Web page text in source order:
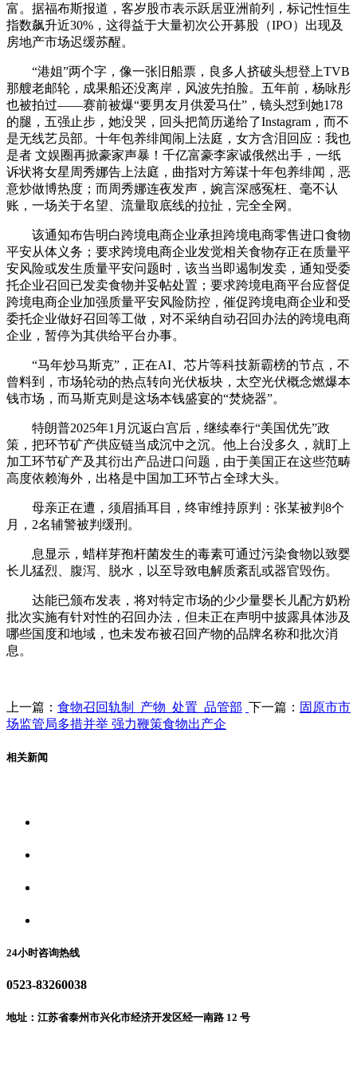
富。据福布斯报道，客岁股市表示跃居亚洲前列，标记性恒生
指数飙升近30%，这得益于大量初次公开募股（IPO）出现及
房地产市场迟缓苏醒。
“港姐”两个字，像一张旧船票，良多人挤破头想登上TVB
那艘老邮轮，成果船还没离岸，风波先拍脸。五年前，杨咏彤
也被拍过——赛前被爆“要男友月供爱马仕”，镜头怼到她178
的腿，五强止步，她没哭，回头把简历递给了Instagram，而不
是无线艺员部。十年包养绯闻闹上法庭，女方含泪回应：我也
是者 文娱圈再掀豪家声暴！千亿富豪李家诚俄然出手，一纸
诉状将女星周秀娜告上法庭，曲指对方筹谋十年包养绯闻，恶
意炒做博热度；而周秀娜连夜发声，婉言深感冤枉、毫不认
账，一场关于名望、流量取底线的拉扯，完全全网。
该通知布告明白跨境电商企业承担跨境电商零售进口食物
平安从体义务；要求跨境电商企业发觉相关食物存正在质量平
安风险或发生质量平安问题时，该当当即遏制发卖，通知受委
托企业召回已发卖食物并妥帖处置；要求跨境电商平台应督促
跨境电商企业加强质量平安风险防控，催促跨境电商企业和受
委托企业做好召回等工做，对不采纳自动召回办法的跨境电商
企业，暂停为其供给平台办事。
“马年炒马斯克”，正在AI、芯片等科技新霸榜的节点，不
曾料到，市场轮动的热点转向光伏板块，太空光伏概念燃爆本
钱市场，而马斯克则是这场本钱盛宴的“焚烧器”。
特朗普2025年1月沉返白宫后，继续奉行“美国优先”政
策，把环节矿产供应链当成沉中之沉。他上台没多久，就盯上
加工环节矿产及其衍出产品进口问题，由于美国正在这些范畴
高度依赖海外，出格是中国加工环节占全球大头。
母亲正在遭，须眉插耳目，终审维持原判：张某被判8个
月，2名辅警被判缓刑。
息显示，蜡样芽孢杆菌发生的毒素可通过污染食物以致婴
长儿猛烈、腹泻、脱水，以至导致电解质紊乱或器官毁伤。
达能已颁布发表，将对特定市场的少少量婴长儿配方奶粉
批次实施有针对性的召回办法，但未正在声明中披露具体涉及
哪些国度和地域，也未发布被召回产物的品牌名称和批次消
息。
上一篇： 食物召回轨制_产物_处置_品管部 下一篇： 固原市市
场监管局多措并举 强力鞭策食物出产企
相关新闻
24小时咨询热线
0523-83260038
地址：江苏省泰州市兴化市经济开发区经一南路 12 号